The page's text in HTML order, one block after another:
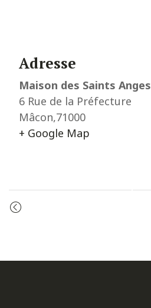
Adresse
Maison des Saints Anges
6 Rue de la Préfecture
Mâcon,71000
+ Google Map
Event